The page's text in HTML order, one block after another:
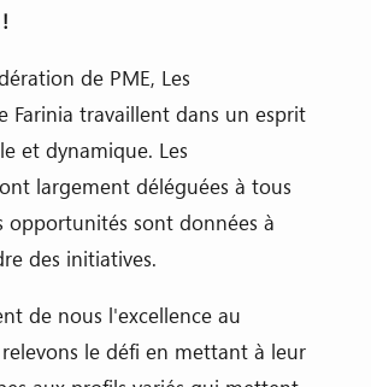
de PME, Les
Farinia travaillent dans un esprit
et dynamique. Les
largement déléguées à tous
opportunités sont données à
des initiatives.
de nous l'excellence au
le défi en mettant à leur